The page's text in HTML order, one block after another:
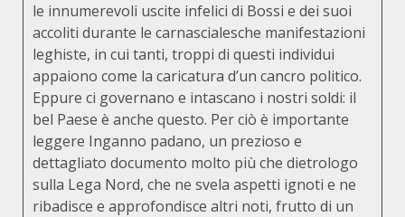
le innumerevoli uscite infelici di Bossi e dei suoi
accoliti durante le carnascialesche manifestazioni
leghiste, in cui tanti, troppi di questi individui
appaiono come la caricatura d’un cancro politico.
Eppure ci governano e intascano i nostri soldi: il
bel Paese è anche questo. Per ciò è importante
leggere Inganno padano, un prezioso e
dettagliato documento molto più che dietrologo
sulla Lega Nord, che ne svela aspetti ignoti e ne
ribadisce e approfondisce altri noti, frutto di un